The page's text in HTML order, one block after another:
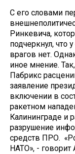
С его словами
Ринкевича,
подчеркнул, что
врагов нет.
иное мнение.
Пабрикс
заявление
включении в
ракетном
Калининграде и
разрушение
средств ПРО.
НАТО», - говорит